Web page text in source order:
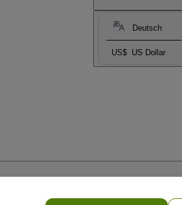
Deutsch
US$ US Dollar
Cookie-Richtlinieund